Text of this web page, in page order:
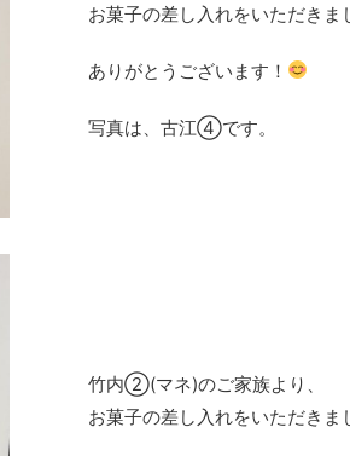
お菓子の差し入れをいただきま
ありがとうございます！
写真は、古江④です。
竹内②(マネ)のご家族より、
お菓子の差し入れをいただきま